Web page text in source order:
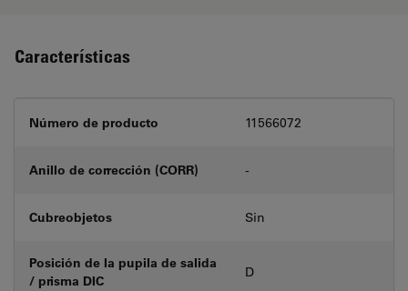
Características
Número de producto 11566072
Anillo de corrección (CORR) -
Cubreobjetos Sin
Posición de la pupila de salida
/ prisma DIC
D